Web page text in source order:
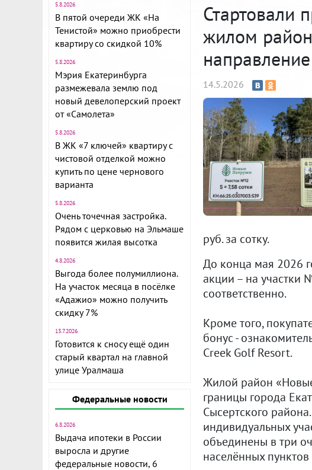
5.8.2026
В пятой очереди ЖК «На
Тенистой» можно приобрести
квартиру со скидкой 10%
5.8.2026
Мэрия Екатеринбурга
размежевала землю под
новый девелоперский проект
от «Самолета»
5.8.2026
В ЖК «7 ключей» квартиру с
чистовой отделкой можно
купить по цене чернового
варианта
5.8.2026
Очень точечная застройка.
Рядом с церковью на Эльмаше
появится жилая высотка
4.8.2026
Выгода более полумиллиона.
На участок месяца в посёлке
«Адажио» можно получить
скидку 7%
13.7.2026
Готовится к сносу ещё один
старый квартал на главной
улице Уралмаша
Федеральные новости
6.8.2026
Выдача ипотеки в России
выросла и другие
федеральные новости, 6
Стартовали
жилом
14.5.2026
руб. за сотку.
До конца мая 2026
акции – на
соответственно.
Кроме того,
бонус -
Creek Golf Resort.
Жилой район
границы города
Сысертского
индивидуальных
объединены в три
населённых